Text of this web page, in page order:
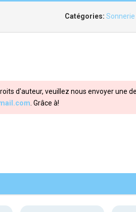
Catégories: Sonnerie
d'auteur, veuillez nous envoyer une
. Grâce à!